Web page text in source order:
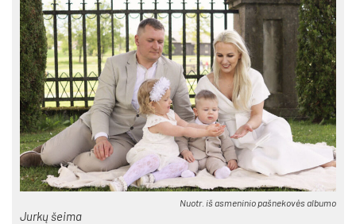
Nuotr. iš asmeninio pašnekovės albumo
Jurkų šeima